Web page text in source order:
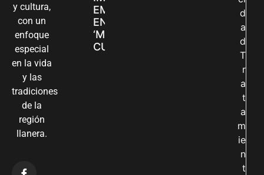
y cultura,
con un
enfoque
especial
en la vida
y las
tradiciones
de la
región
llanera.
EMPRENDIMIENTOS
EN LA FERIA
‘MANOS QUE
CUIDAN Y CREAN’
d
a
d
T
r
a
t
a
m
ie
n
t